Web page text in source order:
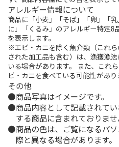
アレルギー情報について
商品に「小麦」「そば」「卵」「
に」「くるみ」のアレルギー特定8
を表示します。
※エビ・カニを除く魚介類（これ
された加工品も含む）は、漁獲漁
いる場合があります。 また、これ
ビ・カニを食べている可能性があり
その他
商品写真はイメージです。
商品内容として記載されて
する商品に含まれておりませ
商品の色は、ご覧になるパ
際と異なる場合があります。